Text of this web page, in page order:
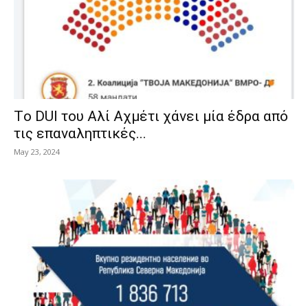
Tο DUI του Αλί Αχμέτι χάνει μία έδρα από
τις επαναληπτικές...
May 23, 2024